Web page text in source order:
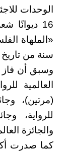
الوحدات
سنة من
وسبق أن فاز
العالمية
(مرتين)،
للرواية،
والجائزة